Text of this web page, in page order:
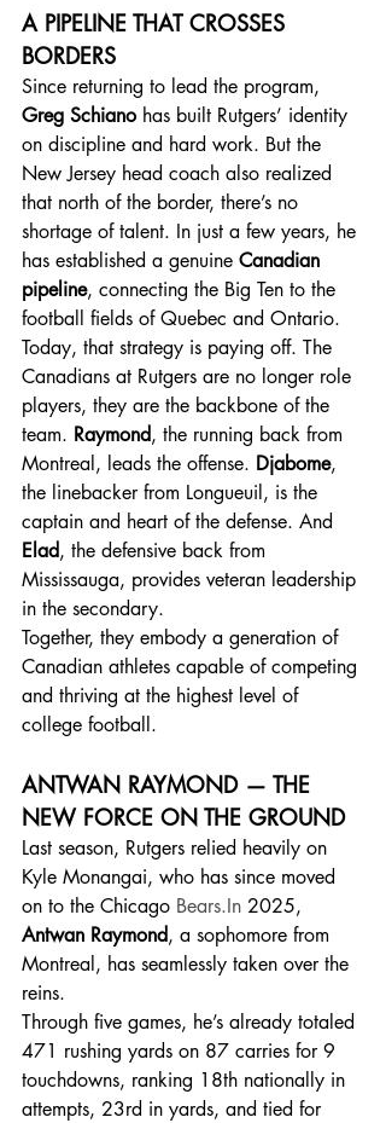
A PIPELINE THAT CROSSES
BORDERS
Since returning to lead the program,
Greg Schiano has built Rutgers’ identity
on discipline and hard work. But the
New Jersey head coach also realized
that north of the border, there’s no
shortage of talent. In just a few years, he
has established a genuine Canadian
pipeline, connecting the Big Ten to the
football fields of Quebec and Ontario.
Today, that strategy is paying off. The
Canadians at Rutgers are no longer role
players, they are the backbone of the
team. Raymond, the running back from
Montreal, leads the offense. Djabome,
the linebacker from Longueuil, is the
captain and heart of the defense. And
Elad, the defensive back from
Mississauga, provides veteran leadership
in the secondary.
Together, they embody a generation of
Canadian athletes capable of competing
and thriving at the highest level of
college football.
ANTWAN RAYMOND — THE
NEW FORCE ON THE GROUND
Last season, Rutgers relied heavily on
Kyle Monangai, who has since moved
on to the Chicago Bears.In 2025,
Antwan Raymond, a sophomore from
Montreal, has seamlessly taken over the
reins.
Through five games, he’s already totaled
471 rushing yards on 87 carries for 9
touchdowns, ranking 18th nationally in
attempts, 23rd in yards, and tied for